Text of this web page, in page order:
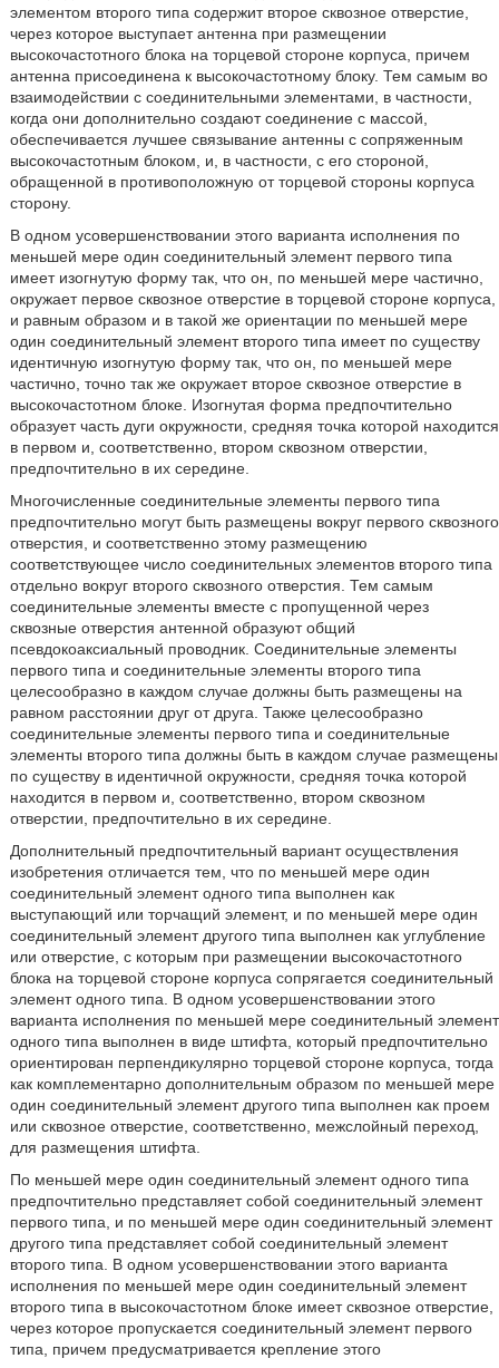
элементом второго типа содержит второе сквозное отверстие,
через которое выступает антенна при размещении
высокочастотного блока на торцевой стороне корпуса, причем
антенна присоединена к высокочастотному блоку. Тем самым во
взаимодействии с соединительными элементами, в частности,
когда они дополнительно создают соединение с массой,
обеспечивается лучшее связывание антенны с сопряженным
высокочастотным блоком, и, в частности, с его стороной,
обращенной в противоположную от торцевой стороны корпуса
сторону.
В одном усовершенствовании этого варианта исполнения по
меньшей мере один соединительный элемент первого типа
имеет изогнутую форму так, что он, по меньшей мере частично,
окружает первое сквозное отверстие в торцевой стороне корпуса,
и равным образом и в такой же ориентации по меньшей мере
один соединительный элемент второго типа имеет по существу
идентичную изогнутую форму так, что он, по меньшей мере
частично, точно так же окружает второе сквозное отверстие в
высокочастотном блоке. Изогнутая форма предпочтительно
образует часть дуги окружности, средняя точка которой находится
в первом и, соответственно, втором сквозном отверстии,
предпочтительно в их середине.
Многочисленные соединительные элементы первого типа
предпочтительно могут быть размещены вокруг первого сквозного
отверстия, и соответственно этому размещению
соответствующее число соединительных элементов второго типа
отдельно вокруг второго сквозного отверстия. Тем самым
соединительные элементы вместе с пропущенной через
сквозные отверстия антенной образуют общий
псевдокоаксиальный проводник. Соединительные элементы
первого типа и соединительные элементы второго типа
целесообразно в каждом случае должны быть размещены на
равном расстоянии друг от друга. Также целесообразно
соединительные элементы первого типа и соединительные
элементы второго типа должны быть в каждом случае размещены
по существу в идентичной окружности, средняя точка которой
находится в первом и, соответственно, втором сквозном
отверстии, предпочтительно в их середине.
Дополнительный предпочтительный вариант осуществления
изобретения отличается тем, что по меньшей мере один
соединительный элемент одного типа выполнен как
выступающий или торчащий элемент, и по меньшей мере один
соединительный элемент другого типа выполнен как углубление
или отверстие, с которым при размещении высокочастотного
блока на торцевой стороне корпуса сопрягается соединительный
элемент одного типа. В одном усовершенствовании этого
варианта исполнения по меньшей мере соединительный элемент
одного типа выполнен в виде штифта, который предпочтительно
ориентирован перпендикулярно торцевой стороне корпуса, тогда
как комплементарно дополнительным образом по меньшей мере
один соединительный элемент другого типа выполнен как проем
или сквозное отверстие, соответственно, межслойный переход,
для размещения штифта.
По меньшей мере один соединительный элемент одного типа
предпочтительно представляет собой соединительный элемент
первого типа, и по меньшей мере один соединительный элемент
другого типа представляет собой соединительный элемент
второго типа. В одном усовершенствовании этого варианта
исполнения по меньшей мере один соединительный элемент
второго типа в высокочастотном блоке имеет сквозное отверстие,
через которое пропускается соединительный элемент первого
типа, причем предусматривается крепление этого